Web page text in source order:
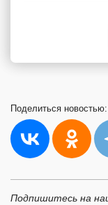
Поделиться новостью:
Подпишитесь на